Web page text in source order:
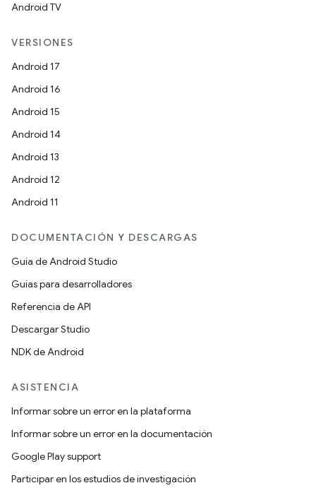
Android TV
VERSIONES
Android 17
Android 16
Android 15
Android 14
Android 13
Android 12
Android 11
DOCUMENTACIÓN Y DESCARGAS
Guía de Android Studio
Guías para desarrolladores
Referencia de API
Descargar Studio
NDK de Android
ASISTENCIA
Informar sobre un error en la plataforma
Informar sobre un error en la documentación
Google Play support
Participar en los estudios de investigación